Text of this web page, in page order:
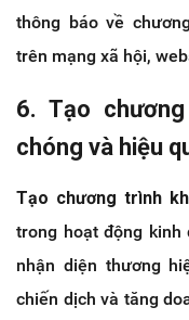
thông báo về
trên mạng xã hội,
6. Tạo
chóng và hiệu
Tạo chương trình
trong hoạt động kinh
nhận diện thương
chiến dịch và tăng